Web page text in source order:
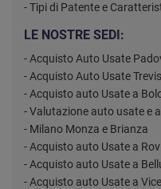
- Tipi di Patente e
LE NOSTRE SEDI:
- Acquisto Auto Usate
- Acquisto Auto Usate
- Acquisto auto Usate a
- Valutazione auto usate e
- Milano Monza e Brianza
- Acquisto auto Usate a
- Acquisto auto Usate a
- Acquisto auto Usate a